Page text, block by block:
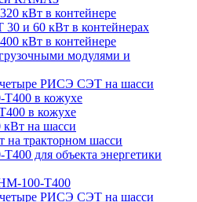
кВт в контейнере
и 60 кВт в контейнерах
кВт в контейнере
модулями и
РИСЭ СЭТ на шасси
в кожухе
в кожухе
на шасси
тракторном шасси
для объекта энергетики
100-Т400
РИСЭ СЭТ на шасси